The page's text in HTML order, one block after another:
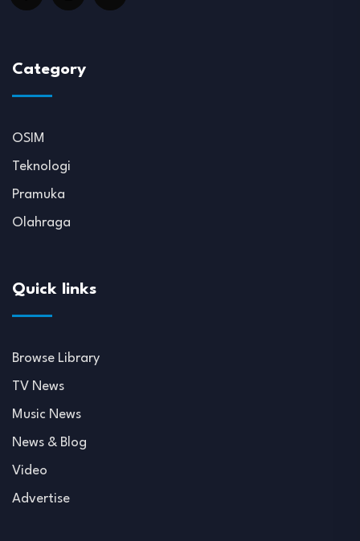
Category
OSIM
Teknologi
Pramuka
Olahraga
Quick links
Browse Library
TV News
Music News
News & Blog
Video
Advertise